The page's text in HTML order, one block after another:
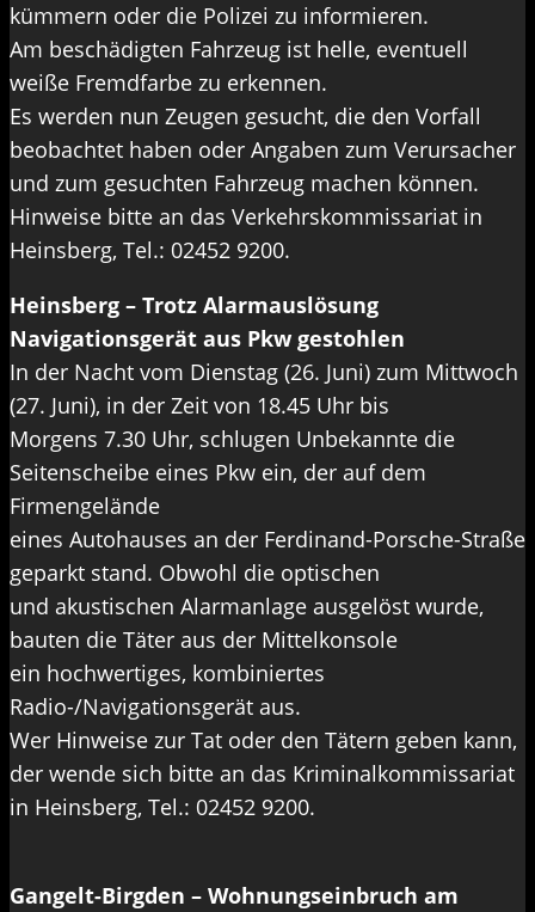
kümmern oder die Polizei zu informieren.
Am beschädigten Fahrzeug ist helle, eventuell
weiße Fremdfarbe zu erkennen.
Es werden nun Zeugen gesucht, die den Vorfall
beobachtet haben oder Angaben zum Verursacher
und zum gesuchten Fahrzeug machen können.
Hinweise bitte an das Verkehrskommissariat in
Heinsberg, Tel.: 02452 9200.
Heinsberg – Trotz Alarmauslösung
Navigationsgerät aus Pkw gestohlen
In der Nacht vom Dienstag (26. Juni) zum Mittwoch
(27. Juni), in der Zeit von 18.45 Uhr bis
Morgens 7.30 Uhr, schlugen Unbekannte die
Seitenscheibe eines Pkw ein, der auf dem
Firmengelände
eines Autohauses an der Ferdinand-Porsche-Straße
geparkt stand. Obwohl die optischen
und akustischen Alarmanlage ausgelöst wurde,
bauten die Täter aus der Mittelkonsole
ein hochwertiges, kombiniertes
Radio-/Navigationsgerät aus.
Wer Hinweise zur Tat oder den Tätern geben kann,
der wende sich bitte an das Kriminalkommissariat
in Heinsberg, Tel.: 02452 9200.
Gangelt-Birgden – Wohnungseinbruch am